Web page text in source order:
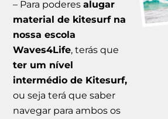
– Para poderesalugar
material de kitesurf na
nossa escola
Waves4Life, terás que
ter um nível
intermédio de Kitesurf,
ou seja terá que saber
navegar para ambos os